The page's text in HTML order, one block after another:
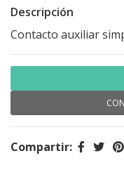
Descripción
Contacto auxiliar
Compartir: